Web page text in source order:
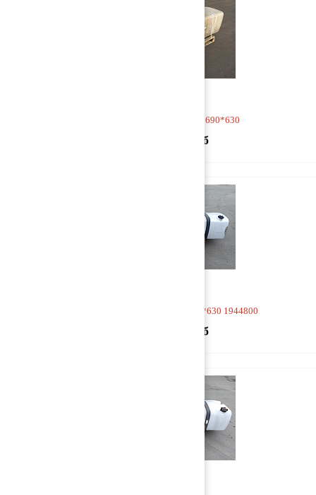
Бак топливный 2030*690*630
27 500 руб
Бак топливный 2250*680*630 1944800
85 000 руб